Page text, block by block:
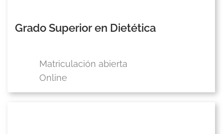
Grado Superior en Dietética
Matriculación abierta
Online